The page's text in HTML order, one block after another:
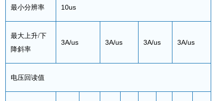
最小分辨率 10us
最大上升/下
降斜率
3A/us 3A/us 3A/us 3A/us
电压回读值